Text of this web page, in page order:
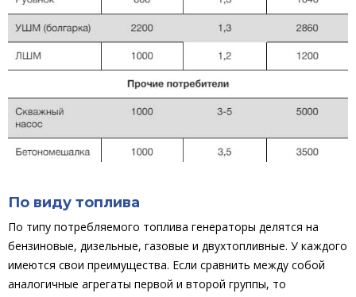
По виду топлива
По типу потребляемого топлива генераторы делятся на
бензиновые, дизельные, газовые и двухтопливные. У каждого
имеются свои преимущества. Если сравнить между собой
аналогичные агрегаты первой и второй группы, то